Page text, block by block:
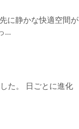
に静かな快適空間が
...
た。 日ごとに進化